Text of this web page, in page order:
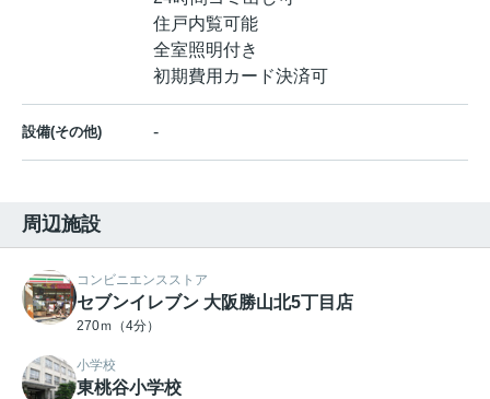
住戸内覧可能
全室照明付き
初期費用カード決済可
設備(その他) -
周辺施設
コンビニエンスストア
セブンイレブン 大阪勝山北5丁目店
270ｍ（4分）
小学校
東桃谷小学校